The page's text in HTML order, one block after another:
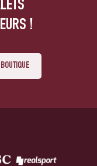
!
BOUTIQUE